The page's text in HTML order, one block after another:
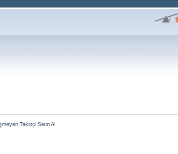
Takipçi Satın Al